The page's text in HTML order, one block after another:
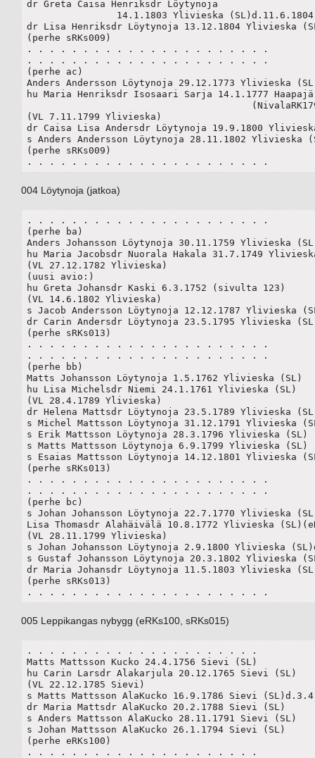
dr Greta Caisa Henriksdr Löytynoja
dr Lisa Henriksdr Löytynoja 13.12.1804 Ylivieska
(perhe sRKs009)
. . . . . . . . . . . . . . . . . . . . . .
. . . . . . . . . . . . . . . . . . . . . .
(perhe ac)
Anders Andersson Löytynoja 29.12.1773 Ylivieska
hu Maria Henriksdr Isosaari Sarja 14.1.1777
(VL 7.11.1799 Ylivieska)
dr Caisa Lisa Andersdr Löytynoja 19.9.1800
s Anders Andersson Löytynoja 28.11.1802 Ylivieska
(perhe sRKs009)
. . . . . . . . . . . . . . . . . . . . . .
004 Löytynoja (jatkoa)
. . . . . . . . . . . . . . . . . . . . . .
(perhe ba)
Anders Johansson Löytynoja 30.11.1759 Ylivieska
hu Maria Jacobsdr Nuorala Hakala 31.7.1749
(VL 27.12.1782 Ylivieska)
(uusi avio:)
hu Greta Johansdr Kaski 6.3.1752 (sivulta 123)
(VL 14.6.1802 Ylivieska)
s Jacob Andersson Löytynoja 12.12.1787 Ylivieska
dr Carin Andersdr Löytynoja 23.5.1795 Ylivieska
(perhe sRKs013)
. . . . . . . . . . . . . . . . . . . . . .
. . . . . . . . . . . . . . . . . . . . . .
(perhe bb)
Matts Johansson Löytynoja 1.5.1762 Ylivieska (SL)
hu Lisa Michelsdr Niemi 24.1.1761 Ylivieska (SL)
(VL 28.4.1789 Ylivieska)
dr Helena Mattsdr Löytynoja 23.5.1789 Ylivieska
s Michel Mattsson Löytynoja 31.12.1791 Ylivieska
s Erik Mattsson Löytynoja 28.3.1796 Ylivieska (SL)
s Matts Mattsson Löytynoja 6.9.1799 Ylivieska (SL)
s Esaias Mattsson Löytynoja 14.12.1801 Ylivieska
(perhe sRKs013)
. . . . . . . . . . . . . . . . . . . . . .
. . . . . . . . . . . . . . . . . . . . . .
(perhe bc)
s Johan Johansson Löytynoja 22.7.1770 Ylivieska
Lisa Thomasdr Alahäivälä 10.8.1772 Ylivieska
(VL 28.11.1799 Ylivieska)
s Johan Johansson Löytynoja 2.9.1800 Ylivieska
s Gustaf Johansson Löytynoja 20.3.1802 Ylivieska
dr Maria Johansdr Löytynoja 11.5.1803 Ylivieska
(perhe sRKs013)
. . . . . . . . . . . . . . . . . . . . . .
005 Leppikangas nybygg (eRKs100, sRKs015)
. . . . . . . . . . . . . . . . . . . . .
Matts Mattsson Kucko 24.4.1756 Sievi (SL)
hu Carin Larsdr Alakarjula 20.12.1765 Sievi (SL)
(VL 22.12.1785 Sievi)
s Matts Mattsson AlaKucko 16.9.1786 Sievi
dr Maria Mattsdr AlaKucko 20.2.1788 Sievi (SL)
s Anders Mattsson AlaKucko 28.11.1791 Sievi (SL)
s Johan Mattsson AlaKucko 26.1.1794 Sievi (SL)
(perhe eRKs100)
. . . . . . . . . . . . . . . . . . . . .